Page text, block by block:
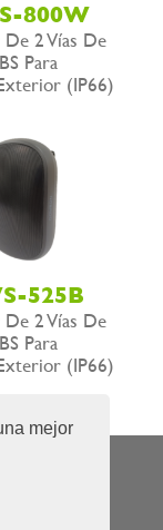
mejor
800W
2 Vías De
Para
(IP66)
525B
2 Vías De
Para
(IP66)
cookies